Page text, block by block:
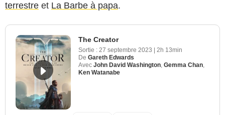
terrestre et La Barbe à papa.
The Creator
Sortie : 27 septembre 2023
2h 13min
De Gareth Edwards
Avec John David Washington, Gemma Chan,
Ken Watanabe